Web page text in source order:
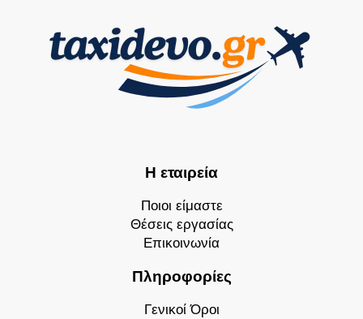
Η εταιρεία
Ποιοι είμαστε
Θέσεις εργασίας
Επικοινωνία
Πληροφορίες
Γενικοί Όροι